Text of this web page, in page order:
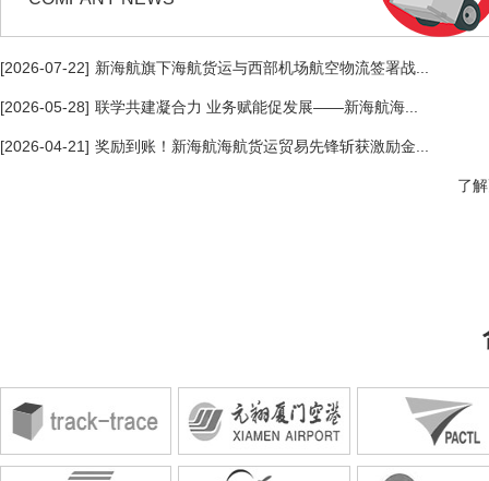
[2026-07-22] 新海航旗下海航货运与西部机场航空物流签署战...
[2026-05-28] 联学共建凝合力 业务赋能促发展——新海航海...
[2026-04-21] 奖励到账！新海航海航货运贸易先锋斩获激励金...
了